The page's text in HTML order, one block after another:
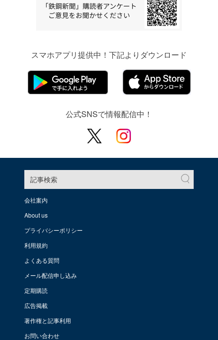
スマホアプリ提供中！下記よりダウンロード
公式SNSで情報配信中！
記事検索
会社案内
About us
プライバシーポリシー
利用規約
よくある質問
メール配信申し込み
定期購読
広告掲載
著作権と記事利用
お問い合わせ